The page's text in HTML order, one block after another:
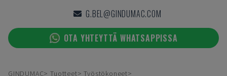
G.BEL@GINDUMAC.COM
OTA YHTEYTTÄ WHATSAPPISSA
GINDUMAC Tuotteet
Työstökoneet